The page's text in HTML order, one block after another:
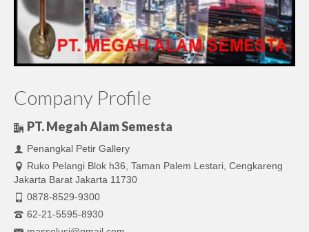
Company Profile
PT. Megah Alam Semesta
Penangkal Petir Gallery
Ruko Pelangi Blok h36, Taman Palem Lestari, Cengkareng
Jakarta Barat Jakarta 11730
0878-8529-9300
62-21-5595-8930